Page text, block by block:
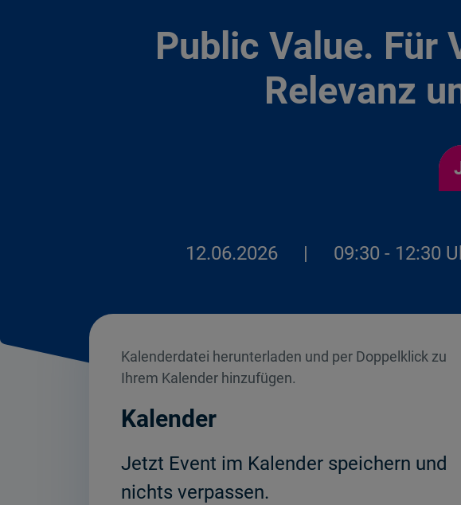
Public Value. Für
Relevanz
12.06.2026 | 09:30 - 12:30
Kalenderdatei herunterladen und per Doppelklick zu
Ihrem Kalender hinzufügen.
Kalender
Jetzt Event im Kalender speichern und
nichts verpassen.